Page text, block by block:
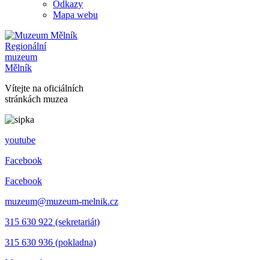
Odkazy
Mapa webu
Regionální
muzeum
Mělník
Vítejte na oficiálních
stránkách muzea
youtube
Facebook
Facebook
muzeum@muzeum-melnik.cz
315 630 922 (sekretariát)
315 630 936 (pokladna)